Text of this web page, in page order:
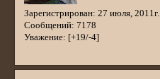
Зарегистрирован: 27 июля, 2011г.
Сообщений: 7178
Уважение: [+19/-4]